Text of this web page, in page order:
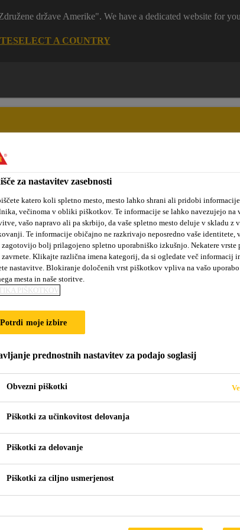
države Amerike". We have a dedicated website for
SELECT A COUNTRY
Sika hidroizolacijske
rešitve
arhitekte
Talne obloge Tlaki za industrijo Sikafloor MultiDur
Conductive
temeljni premaz
vodna disperzija epoksidne smole z visoko
glejte tehnične liste omenjene v odstavku
za nastavitev zasebnosti
katero koli spletno mesto, mesto lahko shrani ali pridobi
večinoma v obliki piškotkov. Te informacije se lahko navezujejo na
vašo napravo ali pa skrbijo, da vaše spletno mesto deluje v skladu z
Te informacije običajno ne razkrivajo neposredno vaše identitete,
bolj prilagojeno spletno uporabniško izkušnjo. Nekatere vrste
Klikajte različna imena kategorij, da si ogledate več informacij
nastavitve. Blokiranje določenih vrst piškotkov vpliva na vašo uporabo
mesta in naše storitve.
PIŠKOTKOV
Potrdi moje izbire
prednostnih nastavitev za podajo soglasij
Obvezni piškotki
Piškotki za učinkovitost delovanja
Piškotki za delovanje
Piškotki za ciljno usmerjenost